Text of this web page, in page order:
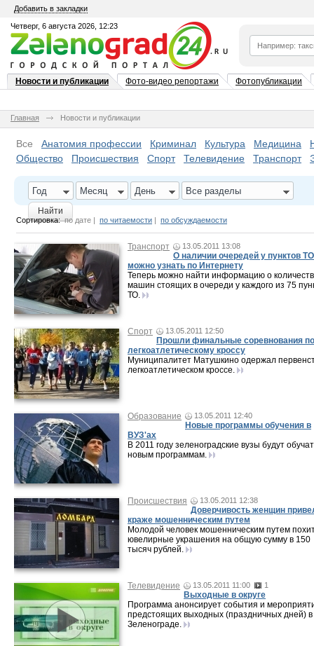
Добавить в закладки
Четверг, 6 августа 2026, 12:23
Новости и публикации Фото-видео репортажи Фотопубликации
Главная Новости и публикации
Все Анатомия профессии Криминал Культура Медицина
Общество
Происшествия Спорт Телевидение Транспорт
Год Месяц День Все разделы
Найти
Сортировка: по дате | по читаемости | по обсуждаемости
Транспорт 13.05.2011 13:08
О наличии очередей у пунктов ТО
можно узнать по Интернету
Теперь можно найти информацию о
машин стоящих в очереди у каждого из 75
ТО.
Спорт 13.05.2011 12:50
Прошли финальные соревнования по
легкоатлетическому кроссу
Муниципалитет Матушкино одержал
легкоатлетическом кроссе.
Образование 13.05.2011 12:40
Новые программы обучения в
ВУЗ'ах
В 2011 году зеленоградские вузы будут
новым программам.
Происшествия 13.05.2011 12:38
Доверчивость женщин
краже мошенническим путем
Молодой человек мошенническим путем
ювелирные украшения на общую сумму в 150
тысяч рублей.
Телевидение 13.05.2011 11:00 1
Выходные в округе
Программа анонсирует события и
предстоящих выходных (праздничных дней) в
Зеленограде.